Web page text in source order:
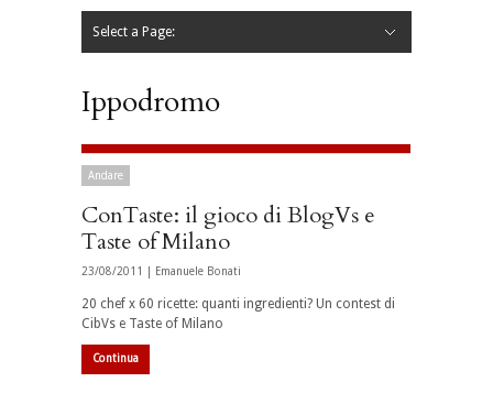
Select a Page:
Ippodromo
Andare
ConTaste: il gioco di BlogVs e
Taste of Milano
23/08/2011 | Emanuele Bonati
20 chef x 60 ricette: quanti ingredienti? Un contest di
CibVs e Taste of Milano
Continua